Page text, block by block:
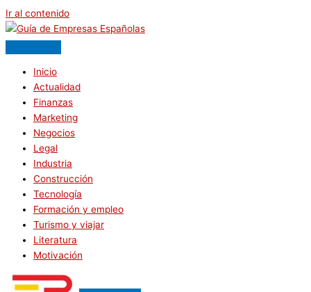
Ir al contenido
Inicio
Actualidad
Finanzas
Marketing
Negocios
Legal
Industria
Construcción
Tecnología
Formación y empleo
Turismo y viajar
Literatura
Motivación